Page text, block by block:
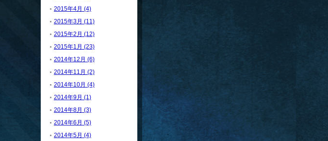
2015年4月 (4)
2015年3月 (11)
2015年2月 (12)
2015年1月 (23)
2014年12月 (6)
2014年11月 (2)
2014年10月 (4)
2014年9月 (1)
2014年8月 (3)
2014年6月 (5)
2014年5月 (4)